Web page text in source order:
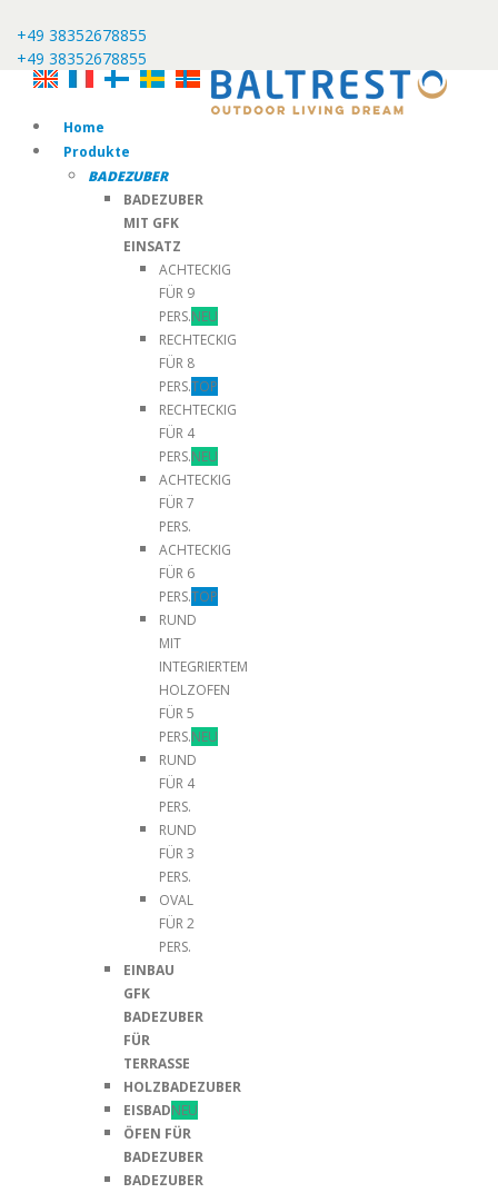
+49 38352678855
+49 38352678855
Home
Produkte
BADEZUBER
BADEZUBER
MIT GFK
EINSATZ
ACHTECKIG
FÜR 9
PERS.NEU
RECHTECKIG
FÜR 8
PERS.TOP
RECHTECKIG
FÜR 4
PERS.NEU
ACHTECKIG
FÜR 7
PERS.
ACHTECKIG
FÜR 6
PERS.TOP
RUND
MIT
INTEGRIERTEM
HOLZOFEN
FÜR 5
PERS.NEU
RUND
FÜR 4
PERS.
RUND
FÜR 3
PERS.
OVAL
FÜR 2
PERS.
EINBAU
GFK
BADEZUBER
FÜR
TERRASSE
HOLZBADEZUBER
EISBADNEU
ÖFEN FÜR
BADEZUBER
BADEZUBER